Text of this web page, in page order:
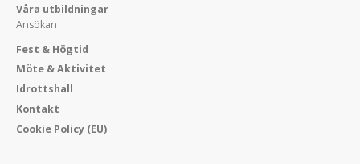
Våra utbildningar
Ansökan
Fest & Högtid
Möte & Aktivitet
Idrottshall
Kontakt
Cookie Policy (EU)